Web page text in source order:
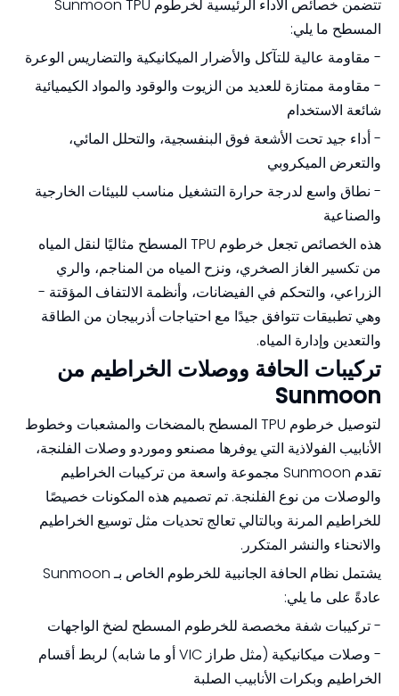
تتضمن خصائص الأداء الرئيسية لخرطوم Sunmoon TPU
المسطح ما يلي:
- مقاومة عالية للتآكل والأضرار الميكانيكية والتضاريس الوعرة
- مقاومة ممتازة للعديد من الزيوت والوقود والمواد الكيميائية
شائعة الاستخدام
- أداء جيد تحت الأشعة فوق البنفسجية، والتحلل المائي،
والتعرض الميكروبي
- نطاق واسع لدرجة حرارة التشغيل مناسب للبيئات الخارجية
والصناعية
هذه الخصائص تجعل خرطوم TPU المسطح مثاليًا لنقل المياه
من تكسير الغاز الصخري، ونزح المياه من المناجم، والري
الزراعي، والتحكم في الفيضانات، وأنظمة الالتفاف المؤقتة -
وهي تطبيقات تتوافق جيدًا مع احتياجات أذربيجان من الطاقة
والتعدين وإدارة المياه.
تركيبات الحافة ووصلات الخراطيم من
Sunmoon
لتوصيل خرطوم TPU المسطح بالمضخات والمشعبات وخطوط
الأنابيب الفولاذية التي يوفرها مصنعو وموردو وصلات الفلنجة،
تقدم Sunmoon مجموعة واسعة من تركيبات الخراطيم
والوصلات من نوع الفلنجة. تم تصميم هذه المكونات خصيصًا
للخراطيم المرنة وبالتالي تعالج تحديات مثل توسيع الخراطيم
والانحناء والنشر المتكرر.
يشتمل نظام الحافة الجانبية للخرطوم الخاص بـ Sunmoon
عادةً على ما يلي:
- تركيبات شفة مخصصة للخرطوم المسطح لضخ الواجهات
- وصلات ميكانيكية (مثل طراز VIC أو ما شابه) لربط أقسام
الخراطيم وبكرات الأنابيب الصلبة